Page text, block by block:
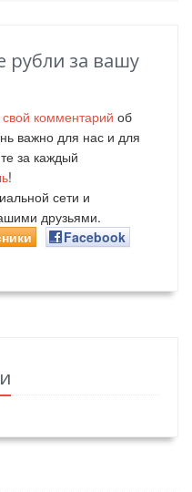
рубли за вашу
свой комментарий об
важно для нас и для
за каждый
!
сети и
друзьями.
Facebook